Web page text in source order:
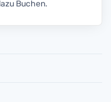
Buchen.